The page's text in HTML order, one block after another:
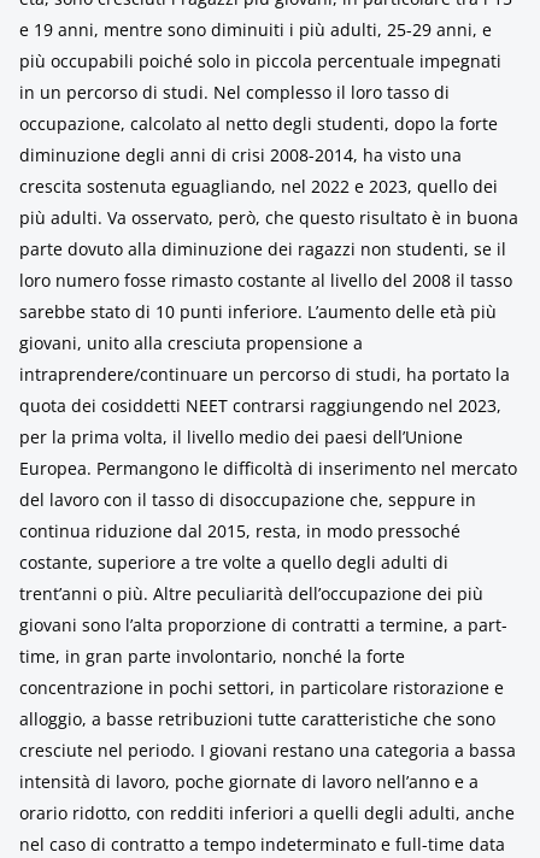
e 19 anni, mentre sono diminuiti i più adulti, 25-29 anni, e
più occupabili poiché solo in piccola percentuale impegnati
in un percorso di studi. Nel complesso il loro tasso di
occupazione, calcolato al netto degli studenti, dopo la forte
diminuzione degli anni di crisi 2008-2014, ha visto una
crescita sostenuta eguagliando, nel 2022 e 2023, quello dei
più adulti. Va osservato, però, che questo risultato è in buona
parte dovuto alla diminuzione dei ragazzi non studenti, se il
loro numero fosse rimasto costante al livello del 2008 il tasso
sarebbe stato di 10 punti inferiore. L’aumento delle età più
giovani, unito alla cresciuta propensione a
intraprendere/continuare un percorso di studi, ha portato la
quota dei cosiddetti NEET contrarsi raggiungendo nel 2023,
per la prima volta, il livello medio dei paesi dell’Unione
Europea. Permangono le difficoltà di inserimento nel mercato
del lavoro con il tasso di disoccupazione che, seppure in
continua riduzione dal 2015, resta, in modo pressoché
costante, superiore a tre volte a quello degli adulti di
trent’anni o più. Altre peculiarità dell’occupazione dei più
giovani sono l’alta proporzione di contratti a termine, a part-
time, in gran parte involontario, nonché la forte
concentrazione in pochi settori, in particolare ristorazione e
alloggio, a basse retribuzioni tutte caratteristiche che sono
cresciute nel periodo. I giovani restano una categoria a bassa
intensità di lavoro, poche giornate di lavoro nell’anno e a
orario ridotto, con redditi inferiori a quelli degli adulti, anche
nel caso di contratto a tempo indeterminato e full-time data